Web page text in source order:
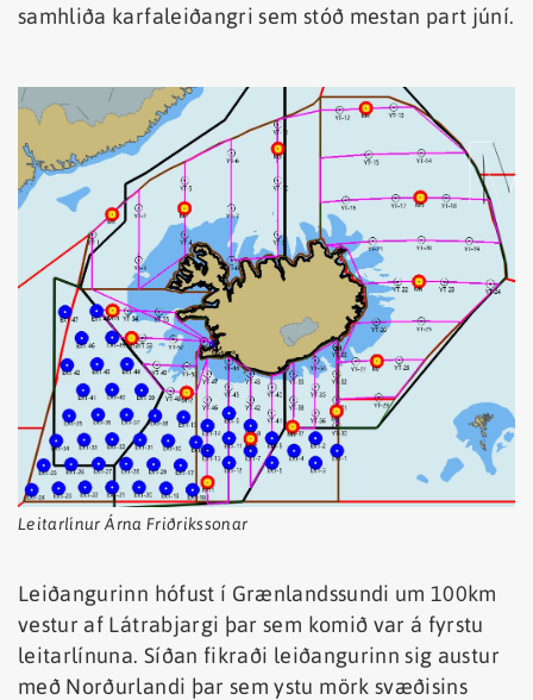
samhliða karfaleiðangri sem stóð mestan part júní.
Leitarlínur Árna Friðrikssonar
Leiðangurinn hófust í Grænlandssundi um 100km
vestur af Látrabjargi þar sem komið var á fyrstu
leitarlínuna. Síðan fikraði leiðangurinn sig austur
með Norðurlandi þar sem ystu mörk svæðisins